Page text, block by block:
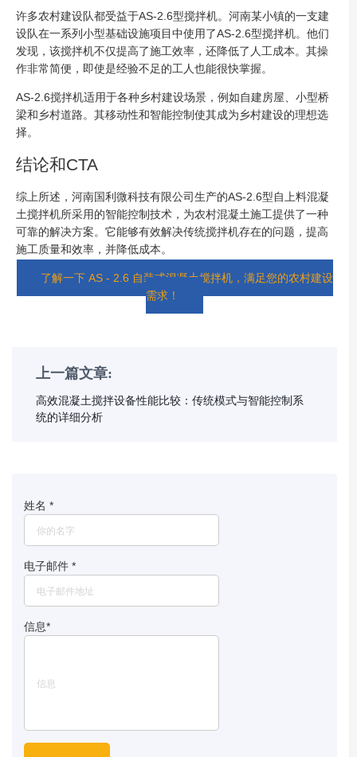
许多农村建设队都受益于AS-2.6型搅拌机。河南某小镇的一支建
设队在一系列小型基础设施项目中使用了AS-2.6型搅拌机。他们
发现，该搅拌机不仅提高了施工效率，还降低了人工成本。其操
作非常简便，即使是经验不足的工人也能很快掌握。
AS-2.6搅拌机适用于各种乡村建设场景，例如自建房屋、小型桥
梁和乡村道路。其移动性和智能控制使其成为乡村建设的理想选
择。
结论和CTA
综上所述，河南国利微科技有限公司生产的AS-2.6型自上料混凝
土搅拌机所采用的智能控制技术，为农村混凝土施工提供了一种
可靠的解决方案。它能够有效解决传统搅拌机存在的问题，提高
施工质量和效率，并降低成本。
了解一下 AS - 2.6 自装式混凝土搅拌机，满足您的农村建设
需求！
上一篇文章:
高效混凝土搅拌设备性能比较：传统模式与智能控制系
统的详细分析
姓名 *
电子邮件 *
信息*